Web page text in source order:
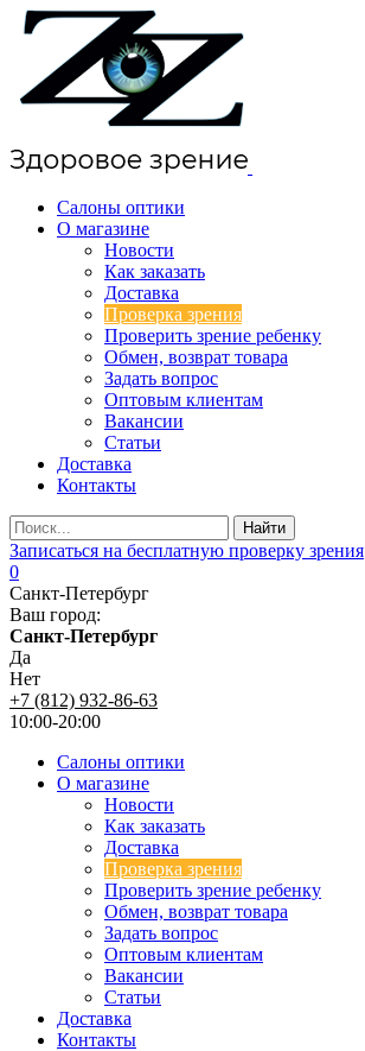
Салоны оптики
О магазине
Новости
Как заказать
Доставка
Проверка зрения
Проверить зрение ребенку
Обмен, возврат товара
Задать вопрос
Оптовым клиентам
Вакансии
Статьи
Доставка
Контакты
Записаться на бесплатную проверку зрения
0
Санкт-Петербург
Ваш город:
Санкт-Петербург
Да
Нет
+7 (812) 932-86-63
10:00-20:00
Салоны оптики
О магазине
Новости
Как заказать
Доставка
Проверка зрения
Проверить зрение ребенку
Обмен, возврат товара
Задать вопрос
Оптовым клиентам
Вакансии
Статьи
Доставка
Контакты